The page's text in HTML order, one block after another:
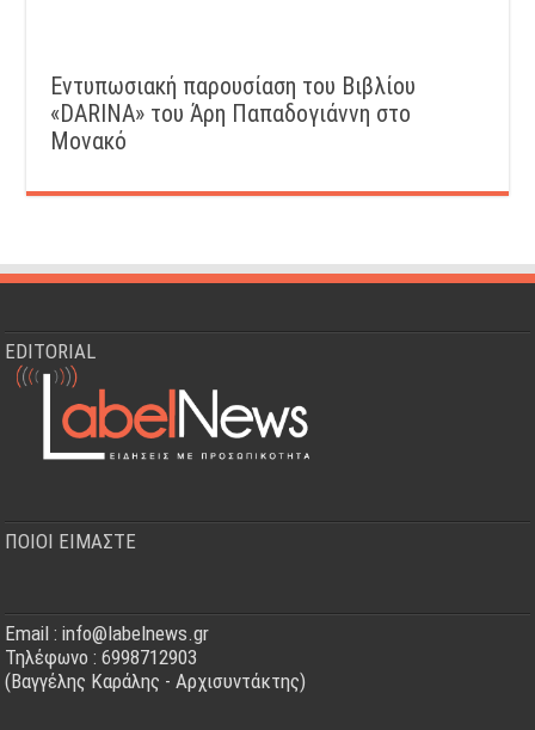
Εντυπωσιακή παρουσίαση του Βιβλίου
«DARINA» του Άρη Παπαδογιάννη στο
Μονακό
EDITORIAL
ΠΟΙΟΙ ΕΙΜΑΣΤΕ
Email : info@labelnews.gr
Τηλέφωνο : 6998712903
(Βαγγέλης Καράλης - Αρχισυντάκτης)